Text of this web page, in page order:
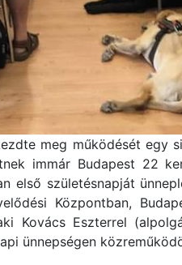
meg működését egy
immár Budapest 22
első születésnapját
Központban,
Eszterrel
ünnepségen